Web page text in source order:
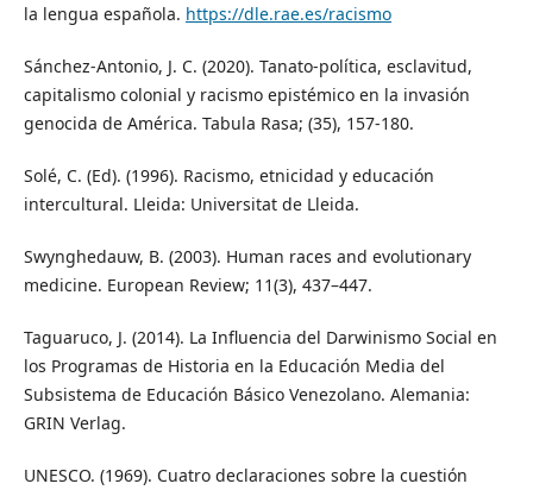
la lengua española. https://dle.rae.es/racismo
Sánchez-Antonio, J. C. (2020). Tanato-política, esclavitud,
capitalismo colonial y racismo epistémico en la invasión
genocida de América. Tabula Rasa; (35), 157-180.
Solé, C. (Ed). (1996). Racismo, etnicidad y educación
intercultural. Lleida: Universitat de Lleida.
Swynghedauw, B. (2003). Human races and evolutionary
medicine. European Review; 11(3), 437–447.
Taguaruco, J. (2014). La Influencia del Darwinismo Social en
los Programas de Historia en la Educación Media del
Subsistema de Educación Básico Venezolano. Alemania:
GRIN Verlag.
UNESCO. (1969). Cuatro declaraciones sobre la cuestión